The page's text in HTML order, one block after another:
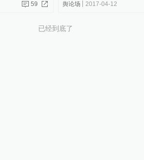
59 舆论场 2017-04-12
已经到底了